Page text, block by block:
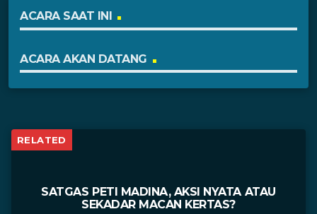
ACARA SAAT INI
ACARA AKAN DATANG
RELATED
SATGAS PETI MADINA, AKSI NYATA ATAU
SEKADAR MACAN KERTAS?